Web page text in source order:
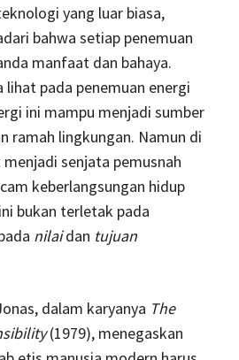
yang luar biasa,
bahwa setiap penemuan
manfaat dan bahaya.
pada penemuan energi
ini mampu menjadi sumber
ramah lingkungan. Namun di
senjata pemusnah
keberlangsungan hidup
bukan terletak pada
nilaidan tujuan
dalam karyanya The
(1979), menegaskan